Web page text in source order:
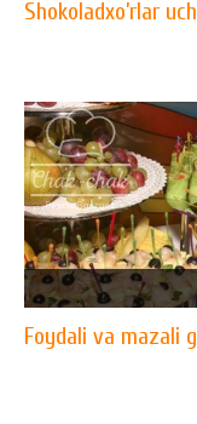
Shokoladxo’rlar
Foydali va mazali